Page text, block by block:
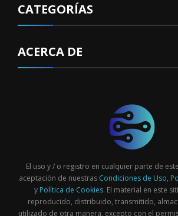
CATEGORÍAS
ACERCA DE
El uso y / o registro en cualquier parte de
aceptación de nuestras Condiciones de Uso,
y Política de Cookies. El material en este
reproducido, distribuido, transmitido,
utilizado de otra manera, excepto con el